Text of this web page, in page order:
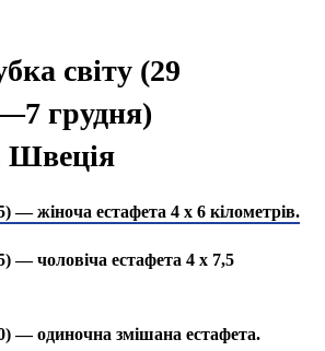
світу (29
грудня)
Швеція
— жіноча естафета 4 х 6 кілометрів.
— чоловіча естафета 4 х 7,5
— одиночна змішана естафета.